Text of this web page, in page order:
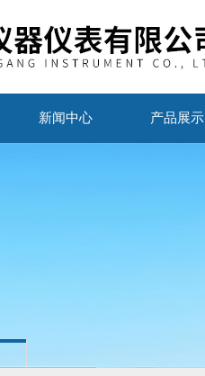
新闻中心 产品展示